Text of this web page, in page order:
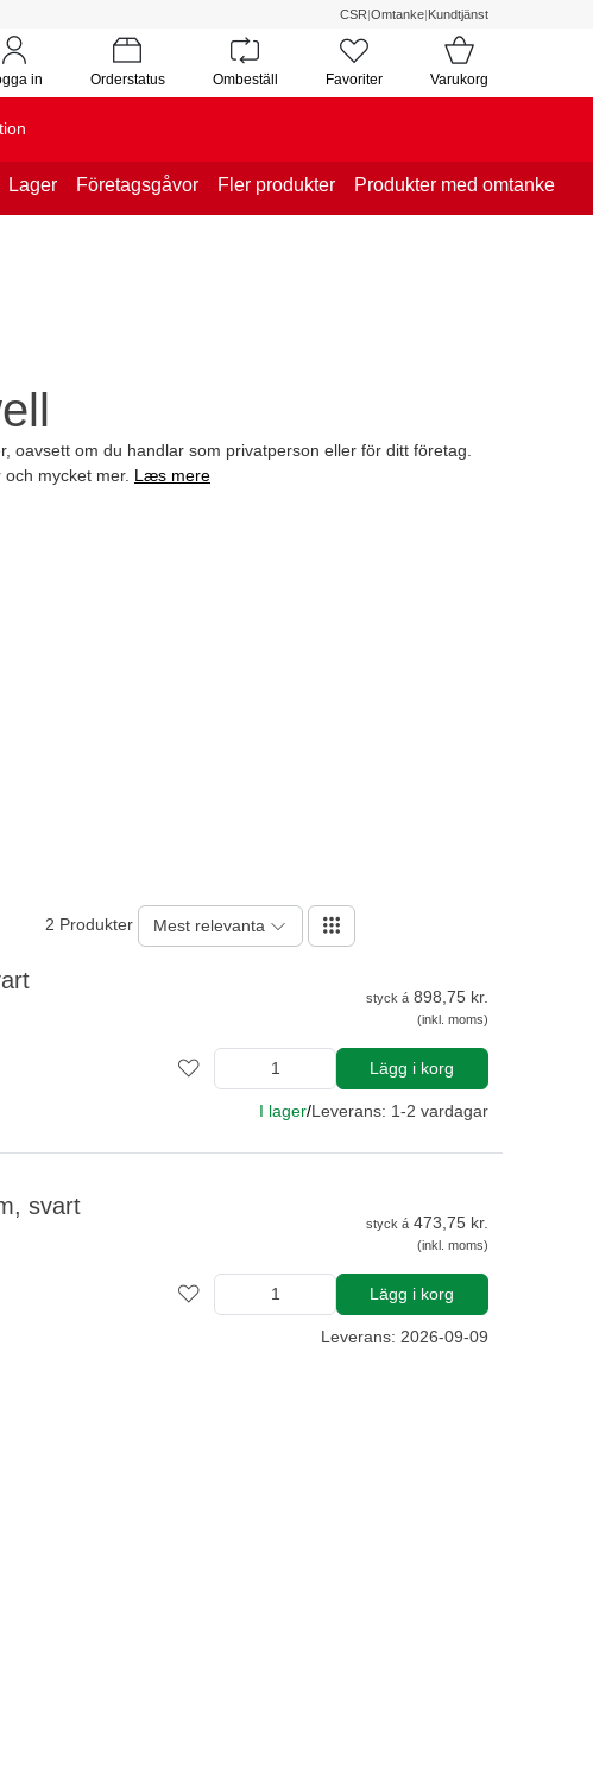
CSR|Omtanke|Kundtjänst
in Orderstatus Ombeställ Favoriter Varukorg
Lager Företagsgåvor Fler produkter Produkter med omtanke
om du handlar som privatperson eller för ditt företag.
mycket mer. Læs mere
2 Produkter Mest relevanta
styck á 898,75 kr.
(inkl. moms)
Lägg i korg
I lager/Leverans: 1-2 vardagar
svart
styck á 473,75 kr.
(inkl. moms)
Lägg i korg
Leverans: 2026-09-09